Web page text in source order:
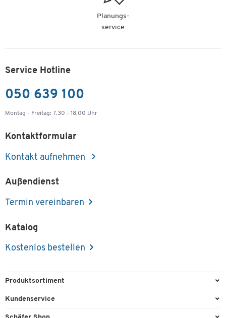
Planungs-
service
Service Hotline
050 639 100
Montag - Freitag: 7.30 - 18.00 Uhr
Kontaktformular
Kontakt aufnehmen
Außendienst
Termin vereinbaren
Katalog
Kostenlos bestellen
Produktsortiment
Büroausstattung
Kundenservice
Direktbestellung